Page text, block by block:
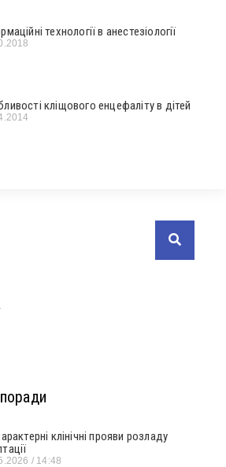
технології в анестезіології
кліщового енцефаліту в дітей
клінічні прояви розладу
14:48